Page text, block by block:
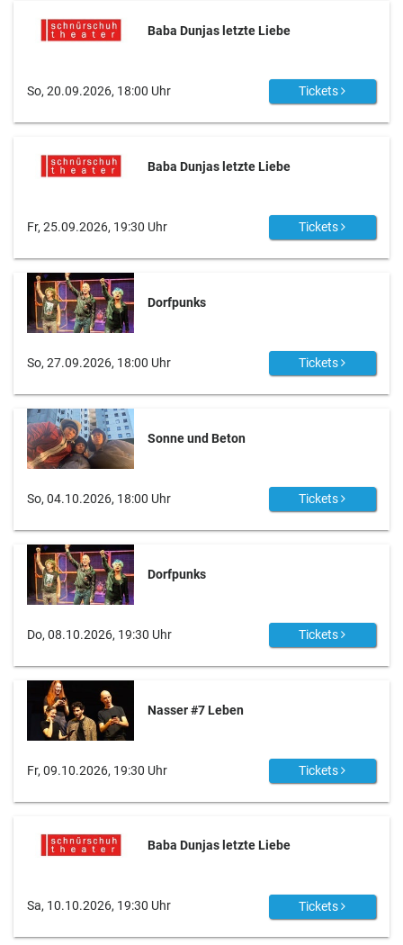
Baba Dunjas letzte Liebe
So, 20.09.2026, 18:00 Uhr Tickets
Baba Dunjas letzte Liebe
Fr, 25.09.2026, 19:30 Uhr Tickets
Dorfpunks
So, 27.09.2026, 18:00 Uhr Tickets
Sonne und Beton
So, 04.10.2026, 18:00 Uhr Tickets
Dorfpunks
Do, 08.10.2026, 19:30 Uhr Tickets
Nasser #7 Leben
Fr, 09.10.2026, 19:30 Uhr Tickets
Baba Dunjas letzte Liebe
Sa, 10.10.2026, 19:30 Uhr Tickets